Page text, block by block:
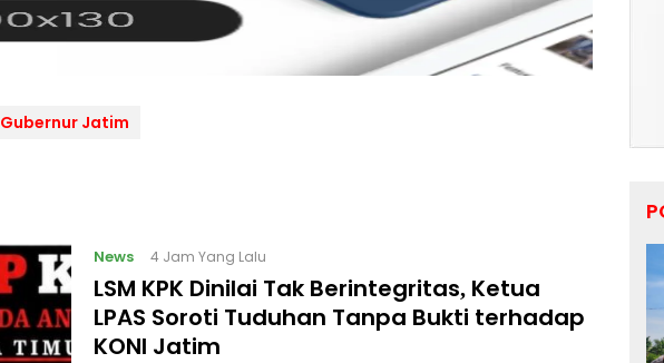
Gubernur Jatim
News 4 Jam Yang Lalu
LSM KPK Dinilai Tak Berintegritas, Ketua
LPAS Soroti Tuduhan Tanpa Bukti terhadap
KONI Jatim